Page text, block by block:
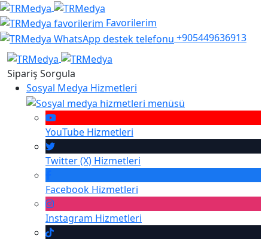
Favorilerim
+905449636913
Sipariş Sorgula
Sosyal Medya Hizmetleri
YouTube Hizmetleri
Twitter (X) Hizmetleri
Facebook Hizmetleri
Instagram Hizmetleri